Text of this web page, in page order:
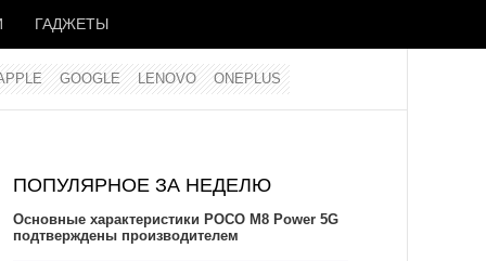
ГАДЖЕТЫ
GOOGLE LENOVO ONEPLUS
ПОПУЛЯРНОЕ ЗА НЕДЕЛЮ
Основные характеристики POCO M8 Power 5G
подтверждены производителем